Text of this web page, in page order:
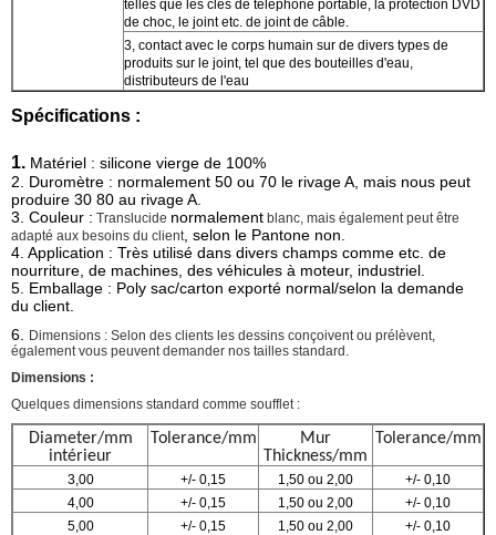
telles que les clés de téléphone portable, la protection DVD
de choc, le joint etc. de joint de câble.
3, contact avec le corps humain sur de divers types de
produits sur le joint, tel que des bouteilles d'eau,
distributeurs de l'eau
Spécifications :
1. Matériel : silicone vierge de 100%
2. Duromètre : normalement 50 ou 70 le rivage A, mais nous peut
produire 30 80 au rivage A.
3. Couleur : Translucide normalement blanc, mais également peut être
adapté aux besoins du client , selon le Pantone non.
4. Application : Très utilisé dans divers champs comme etc. de
nourriture, de machines, des véhicules à moteur, industriel.
5. Emballage : Poly sac/carton exporté normal/selon la demande
du client.
6.
Dimensions : Selon des clients les dessins conçoivent ou prélèvent,
également vous peuvent demander nos tailles standard.
Dimensions :
Quelques dimensions standard comme soufflet :
Diameter/mm
intérieur
Tolerance/mm
Mur
Thickness/mm
Tolerance/mm
3,00 +/- 0,15 1,50 ou 2,00
+/- 0,10
4,00
+/- 0,15 1,50 ou 2,00
+/- 0,10
5,00
+/- 0,15 1,50 ou 2,00
+/- 0,10